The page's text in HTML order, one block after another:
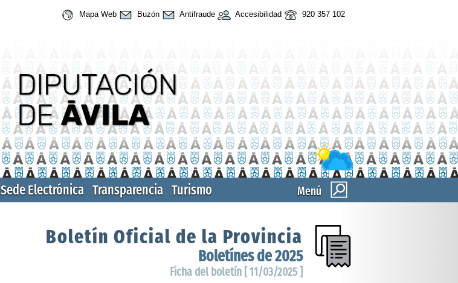
Mapa Web Buzón Antifraude Accesibilidad 920 357 102
Menú
Sede Electrónica Transparencia Turismo
Boletín Oficial de la Provincia
Boletínes de 2025
Ficha del boletín [ 11/03/2025 ]